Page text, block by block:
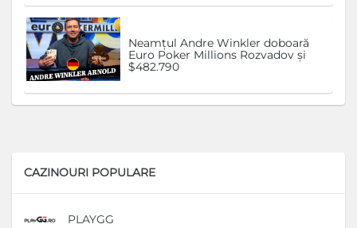
Neamțul Andre Winkler doboară
Euro Poker Millions Rozvadov și
$482.790
CAZINOURI POPULARE
PLAYGG